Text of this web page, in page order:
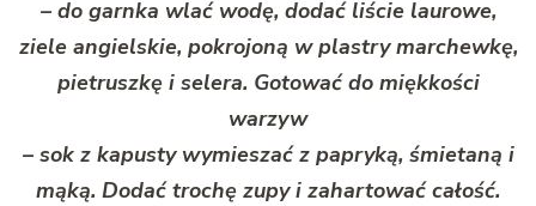
– do garnka wlać wodę, dodać liście laurowe,
ziele angielskie, pokrojoną w plastry marchewkę,
pietruszkę i selera. Gotować do miękkości
warzyw
– sok z kapusty wymieszać z papryką, śmietaną i
mąką. Dodać trochę zupy i zahartować całość.